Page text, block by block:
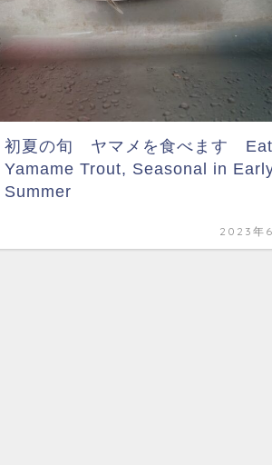
初夏の旬 ヤマメを食べます
Yamame Trout, Seasonal in
Summer
2023年